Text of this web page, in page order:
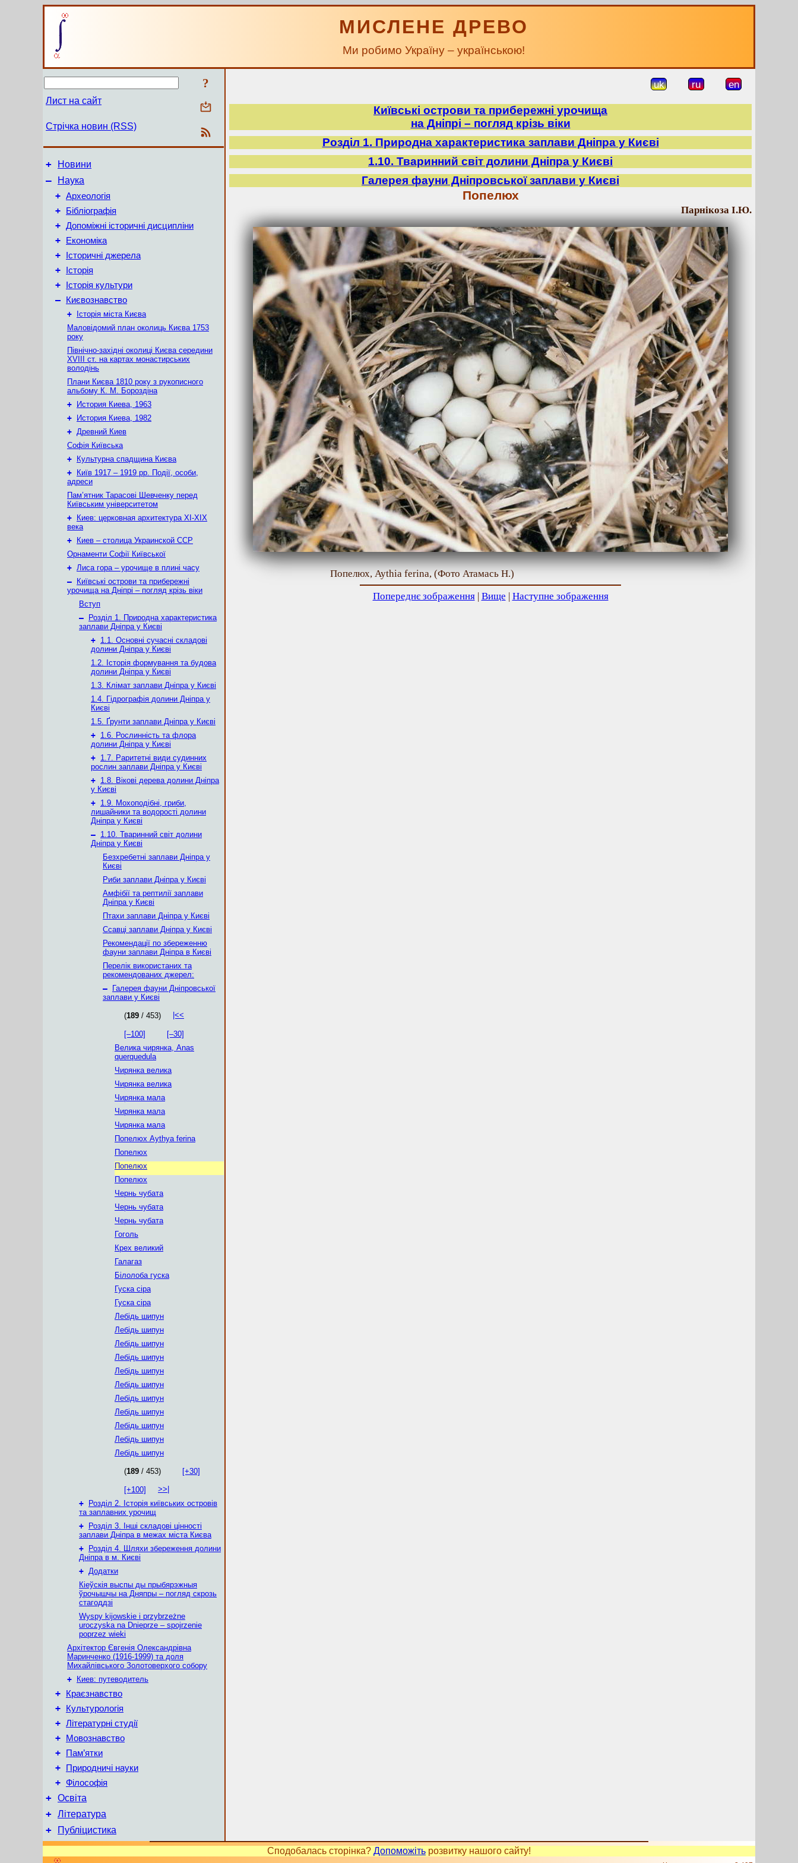
МИСЛЕНЕ ДРЕВО
Ми робимо Україну – українською!
?
Лист на сайт
Стрічка новин (RSS)
+ Новини
–
Наука
+ Археологія
+ Бібліографія
+ Допоміжні історичні дисципліни
+ Економіка
+ Історичні джерела
+ Історія
+ Історія культури
– Києвознавство
+
Історія міста Києва
Маловідомий план околиць Києва 1753
року
Північно-західні околиці Києва середини
XVIII ст. на картах монастирських
володінь
Плани Києва 1810 року з рукописного
альбому К. М. Бороздіна
+
История Киева, 1963
+
История Киева, 1982
+ Древний Киев
Софія Київська
+
Культурна спадщина Києва
+
Київ 1917 – 1919 рр. Події, особи,
адреси
Пам’ятник Тарасові Шевченку перед
Київським університетом
+
Киев: церковная архитектура XI-XIX
века
+
Киев – столица Украинской ССР
Орнаменти Софії Київської
+ Лиса гора – урочище в плині часу
–
Київські острови та прибережні
урочища на Дніпрі – погляд крізь віки
Вступ
–
Розділ 1. Природна характеристика
заплави Дніпра у Києві
+ 1.1. Основні сучасні складові
долини Дніпра у Києві
1.2. Історія формування та будова
долини Дніпра у Києві
1.3. Клімат заплави Дніпра у Києві
1.4. Гідрографія долини Дніпра у
Києві
1.5. Ґрунти заплави Дніпра у Києві
+ 1.6. Рослинність та флора
долини Дніпра у Києві
+ 1.7. Раритетні види судинних
рослин заплави Дніпра у Києві
+ 1.8. Вікові дерева долини Дніпра
у Києві
+ 1.9. Мохоподібні, гриби,
лишайники та водорості долини
Дніпра у Києві
– 1.10. Тваринний світ долини
Дніпра у Києві
Безхребетні заплави Дніпра у
Києві
Риби заплави Дніпра у Києві
Амфібії та рептилії заплави
Дніпра у Києві
Птахи заплави Дніпра у Києві
Ссавці заплави Дніпра у Києві
Рекомендації по збереженню
фауни заплави Дніпра в Києві
Перелік використаних та
рекомендованих джерел:
–
Галерея фауни Дніпровської
заплави у Києві
(189 / 453) |<<
[–100]
[–30]
Велика чирянка, Anas
querquedula
Чирянка велика
Чирянка велика
Чирянка мала
Чирянка мала
Чирянка мала
Попелюх Aythya ferina
Попелюх
Попелюх
Попелюх
Чернь чубата
Чернь чубата
Чернь чубата
Гоголь
Крех великий
Галагаз
Білолоба гуска
Гуска сіра
Гуска сіра
Лебідь шипун
Лебідь шипун
Лебідь шипун
Лебідь шипун
Лебідь шипун
Лебідь шипун
Лебідь шипун
Лебідь шипун
Лебідь шипун
Лебідь шипун
Лебідь шипун
(189 / 453) [+30]
[+100]
>>|
+
Розділ 2. Історія київських островів
та заплавних урочищ
+
Розділ 3. Інші складові цінності
заплави Дніпра в межах міста Києва
+
Розділ 4. Шляхи збереження долини
Дніпра в м. Києві
+ Додатки
Кіеўскія выспы ды прыбярэжныя
ўрочышчы на Дняпры – погляд скрозь
стагоддзі
Wyspy kijowskie i przybrzeżne
uroczyska na Dnieprze – spojrzenie
poprzez wieki
Архітектор Євгенія Олександрівна
Маринченко (1916-1999) та доля
Михайлівського Золотоверхого собору
+
Киев: путеводитель
+ Краєзнавство
+ Культурологія
+ Літературні студії
+ Мовознавство
+ Пам’ятки
+ Природничі науки
+ Філософія
+ Освіта
+ Література
+ Публіцистика
uk ru en
Київські острови та прибережні урочища
на Дніпрі – погляд крізь віки
Розділ 1. Природна характеристика заплави Дніпра у Києві
1.10. Тваринний світ долини Дніпра у Києві
Галерея фауни Дніпровської заплави у Києві
Попелюх
Парнікоза І.Ю.
Попелюх, Aythia ferina, (Фото Атамась Н.)
Попереднє зображення| Вище | Наступне зображення
Сподобалась сторінка? Допоможіть розвитку нашого сайту!